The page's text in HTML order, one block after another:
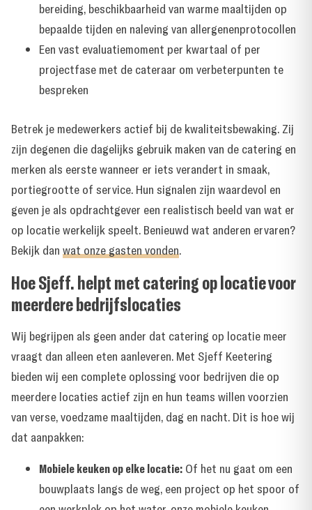
bereiding, beschikbaarheid van warme maaltijden op
bepaalde tijden en naleving van allergenenprotocollen
Een vast evaluatiemoment per kwartaal of per
projectfase met de cateraar om verbeterpunten te
bespreken
Betrek je medewerkers actief bij de kwaliteitsbewaking. Zij
zijn degenen die dagelijks gebruik maken van de catering en
merken als eerste wanneer er iets verandert in smaak,
portiegrootte of service. Hun signalen zijn waardevol en
geven je als opdrachtgever een realistisch beeld van wat er
op locatie werkelijk speelt. Benieuwd wat anderen ervaren?
Bekijk dan wat onze gasten vonden.
Hoe Sjeff. helpt met catering op locatie voor
meerdere bedrijfslocaties
Wij begrijpen als geen ander dat catering op locatie meer
vraagt dan alleen eten aanleveren. Met Sjeff Keetering
bieden wij een complete oplossing voor bedrijven die op
meerdere locaties actief zijn en hun teams willen voorzien
van verse, voedzame maaltijden, dag en nacht. Dit is hoe wij
dat aanpakken:
Mobiele keuken op elke locatie: Of het nu gaat om een
bouwplaats langs de weg, een project op het spoor of